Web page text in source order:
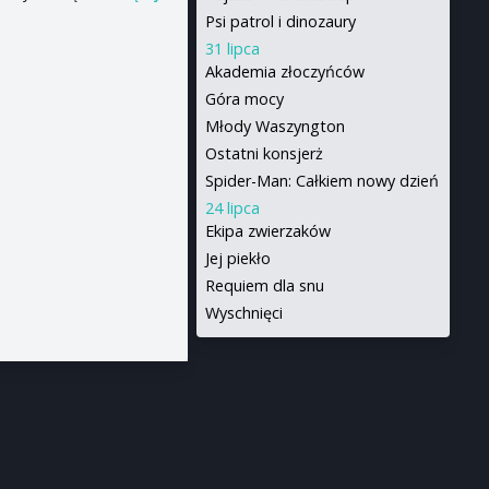
Psi patrol i dinozaury
31 lipca
Akademia złoczyńców
Góra mocy
Młody Waszyngton
Ostatni konsjerż
Spider-Man: Całkiem nowy dzień
24 lipca
Ekipa zwierzaków
Jej piekło
Requiem dla snu
Wyschnięci